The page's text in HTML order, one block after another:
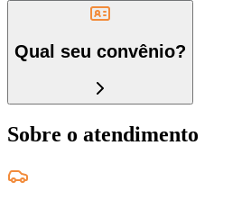
Qual seu convênio?
Sobre o atendimento